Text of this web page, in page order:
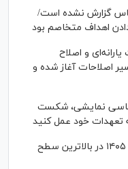
گزارش نشده است/
اهداف متخاصم بود
و اصلاح
اصلاحات آغاز شده و
نمایشی، شکست
تعهدات خود عمل کنید
رییس ستاد مرکزی اربعین: اربعین ۱۴۰۵ در بالاترین سطح